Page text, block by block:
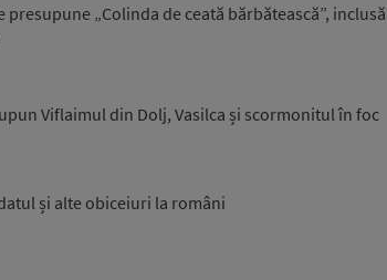
„Colinda de ceată bărbătească”, inclusă
Viflaimul din Dolj, Vasilca și scormonitul în foc
și alte obiceiuri la români